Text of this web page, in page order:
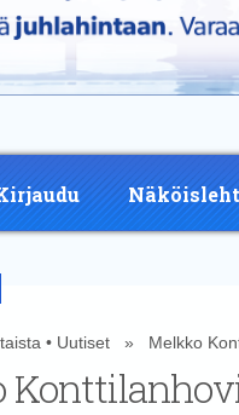
• Uutiset» Melkko